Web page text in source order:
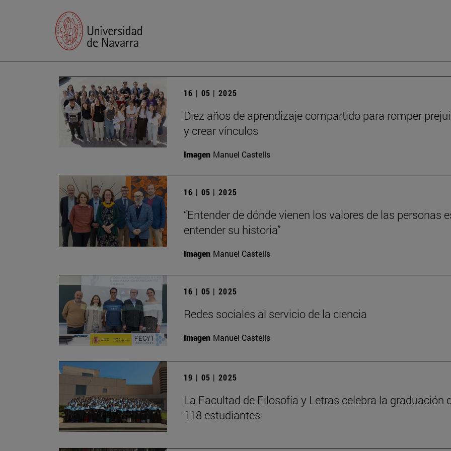
16 | 05 | 2025
Diez años de aprendizaje compartido para romper
y crear vínculos
Imagen Manuel Castells
16 | 05 | 2025
“Entender de dónde vienen los valores de las personas
entender su historia”
Imagen Manuel Castells
16 | 05 | 2025
Redes sociales al servicio de la ciencia
Imagen Manuel Castells
19 | 05 | 2025
La Facultad de Filosofía y Letras celebra la graduación
118 estudiantes